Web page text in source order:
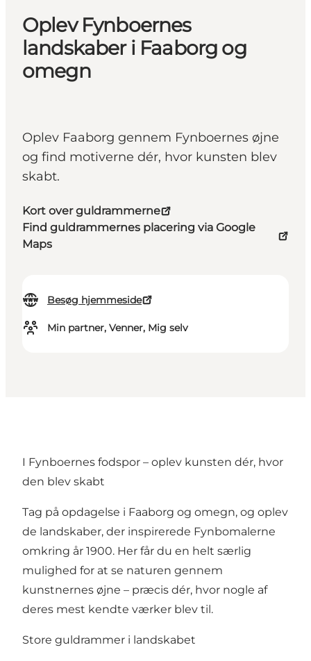
Oplev Fynboernes
landskaber i Faaborg og
omegn
Oplev Faaborg gennem Fynboernes øjne
og find motiverne dér, hvor kunsten blev
skabt.
Kort over guldrammerne
Find guldrammernes placering via Google
Maps
Besøg hjemmeside
Min partner, Venner, Mig selv
I Fynboernes fodspor – oplev kunsten dér, hvor
den blev skabt
Tag på opdagelse i Faaborg og omegn, og oplev
de landskaber, der inspirerede Fynbomalerne
omkring år 1900. Her får du en helt særlig
mulighed for at se naturen gennem
kunstnernes øjne – præcis dér, hvor nogle af
deres mest kendte værker blev til.
Store guldrammer i landskabet